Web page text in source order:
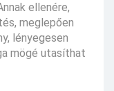
ellenére,
meglepően
lényegesen
mögé utasíthat